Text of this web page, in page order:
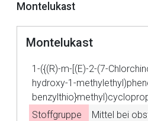
Montelukast
Montelukast
1-({(R)-m-[(E)-2-(7-
hydroxy-1-
Stoffgruppe
Mittel bei